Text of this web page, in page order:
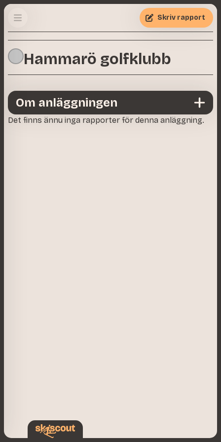
Hammarö golfklubb
Skriv rapport
Det finns ännu inga rapporter för denna anläggning.
Om anläggningen